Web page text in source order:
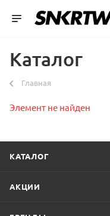
Каталог
Главная
Элемент не найден
КАТАЛОГ
АКЦИИ